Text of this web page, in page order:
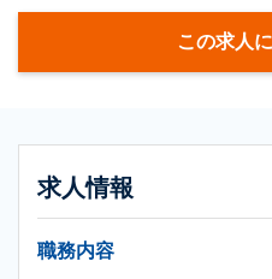
この求人
求人情報
職務内容